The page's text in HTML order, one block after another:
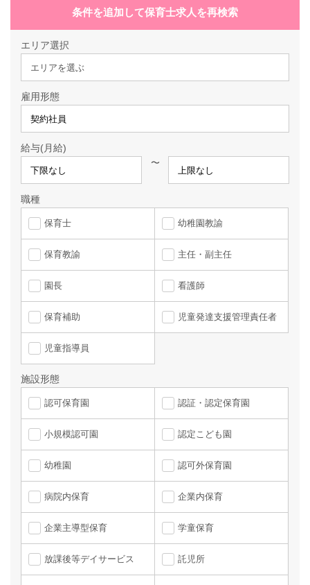
条件を追加して保育士求人を再検索
エリア選択
エリアを選ぶ
雇用形態
給与(月給)
〜
職種
保育士 幼稚園教諭
保育教諭 主任・副主任
園長 看護師
保育補助 児童発達支援管理責任者
児童指導員
施設形態
認可保育園 認証・認定保育園
小規模認可園 認定こども園
幼稚園 認可外保育園
病院内保育 企業内保育
企業主導型保育 学童保育
放課後等デイサービス 託児所